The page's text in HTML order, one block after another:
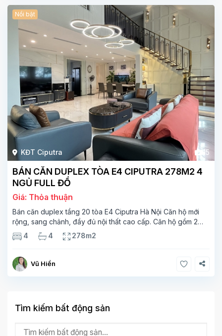
KĐT Ciputra 15
Nổi bật
BÁN CĂN DUPLEX TÒA E4 CIPUTRA 278M2 4
NGỦ FULL ĐỒ
Giá: Thỏa thuận
Bán căn duplex tầng 20 tòa E4 Ciputra Hà Nội Căn hộ mới
rộng, sang chảnh, đầy đủ nội thất cao cấp. Căn hộ gồm 2
tầng. Tầng 1 rộng 142m2 bao gồm phòng khách, phòng ăn,
phòng bếp, 2 phòng ngủ,
4 4 278m2
Vũ Hiền
Tìm kiếm bất động sản